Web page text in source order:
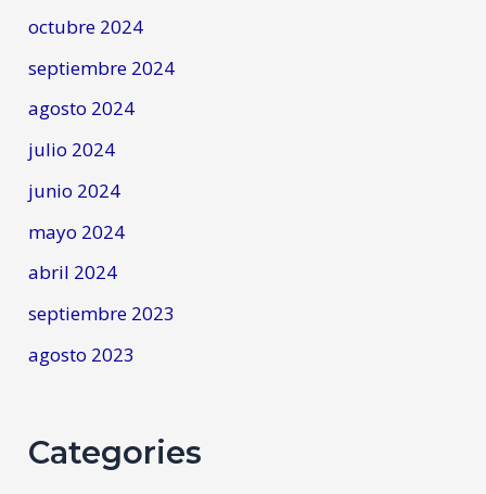
octubre 2024
septiembre 2024
agosto 2024
julio 2024
junio 2024
mayo 2024
abril 2024
septiembre 2023
agosto 2023
Categories